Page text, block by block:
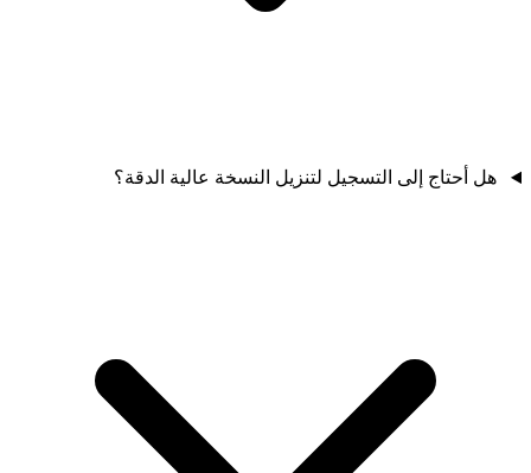
هل أحتاج إلى التسجيل لتنزيل النسخة عالية الدقة؟